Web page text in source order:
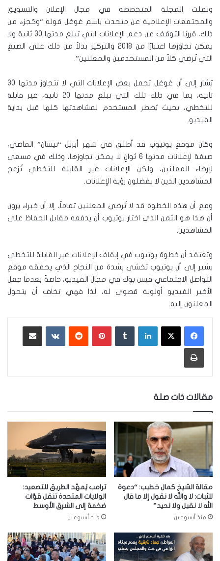
ونقلت المجلة المتخصصة في مجال الإعلان والتسويق
والمجتمعات الإعلامية عن متحدث باسم غوغل قوله “وكجزء من
ذلك، قررنا التوقف عن دعم الإعلانات التي تبلغ مدتها 30 ثانية ولا
يمكن تجاوزها اعتبارًا من 2018 والتركيز بدلاً من ذلك على الصيغ
التي تُرضي كلاً من المستخدمين والمعلنين”.
يُشار إلى أن غوغل تجعل بعض الإعلانات التي لا تتجاوز مدتها 30
ثانية، بما في ذلك تلك التي تبلغ مدتها 20 ثانية، غير قابلة
للتخطي، بحيث يُضطر المستخدم لمشاهدتها كلها قبل بداية
الفيديو.
وكان موقع يوتيوب قد أطلق في شهر أبريل “نيسان” الماضي،
صيغة لإعلانات مدتها 6 ثوانٍ لا يمكن تجاوزها، وذلك في مسعى
لإرضاء المعلنين، ولكن الإعلانات غير القابلة للتخطي تُزعج
المشاهدين الذين لا يفضلون رؤية الإعلانات.
ومع أن هذه الخطوة قد لا تُرضي المعلنين تماماً، إلا أن خبراء يرون
أن هذا هو الثمن الذي اختار يوتيوب أن يدفعه مقابل الحفاظ على
المشاهدين.
ويُعتقد أن خطوة يوتيوب في إيقاف الإعلانات غير القابلة للتخطي
يشير إلى أن يوتيوب تخشى بشدة من النجاح الذي يحققه موقع
التواصل الاجتماعي فيس بوك في مجال الفيديو، خاصةً بعدما جعل
الأخير الفيديو أولوية قصوى له، لذا فهي تخاف أن يتحول
المعلنون إليه.
لينكدإن بينتيريست ‏VKontakte
طباعة
مقالات ذات صلة
مقالة الشيخ كمال خطيب: “دعوة
للثبات: لا والله لا نقول إلا ما قال
الله لا نقيل ولا نحيد”
منذ أسبوعين
ترامب يُمهّد الطريق للتصعيد:
الولايات المتحدة تنقل قوّات
ضخمة إلى الشرق الأوسط
منذ أسبوعين